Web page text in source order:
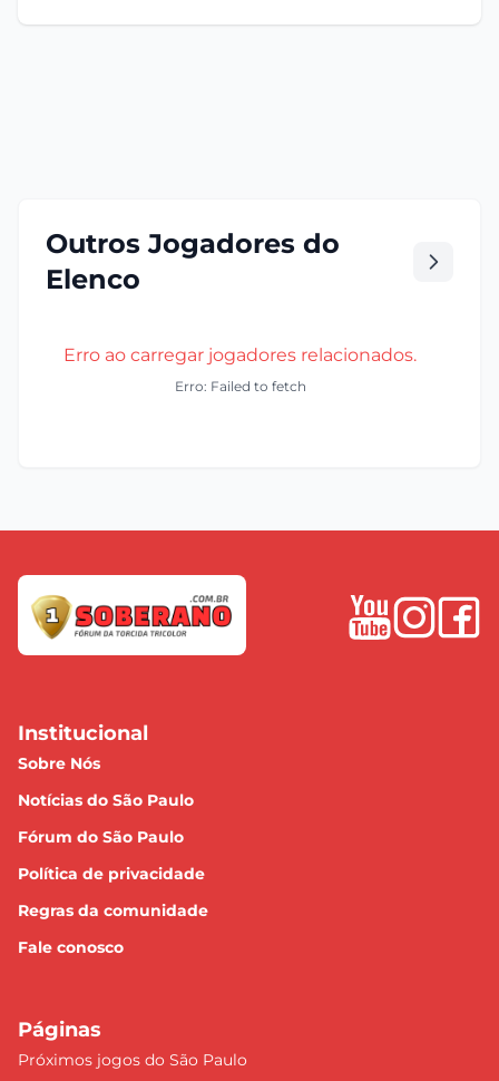
Outros Jogadores do
Elenco
Erro ao carregar jogadores relacionados.
Erro: Failed to fetch
Institucional
Sobre Nós
Notícias do São Paulo
Fórum do São Paulo
Política de privacidade
Regras da comunidade
Fale conosco
Páginas
Próximos jogos do São Paulo